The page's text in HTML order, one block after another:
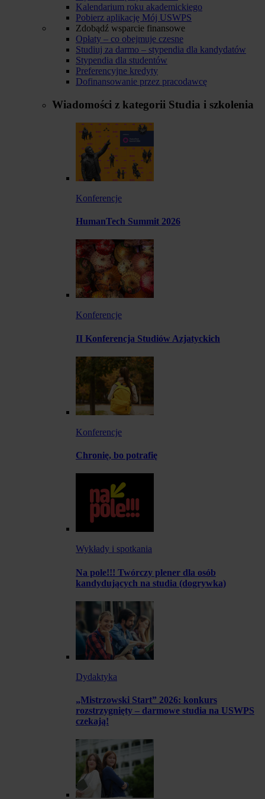
Kalendarium roku akademickiego
Pobierz aplikację Mój USWPS
Zdobądź wsparcie finansowe
Opłaty – co obejmuje czesne
Studiuj za darmo – stypendia dla kandydatów
Stypendia dla studentów
Preferencyjne kredyty
Dofinansowanie przez pracodawcę
Wiadomości z kategorii Studia i szkolenia
Konferencje
HumanTech Summit 2026
Konferencje
II Konferencja Studiów Azjatyckich
Konferencje
Chronię, bo potrafię
Wykłady i spotkania
Na pole!!! Twórczy plener dla osób
kandydujących na studia (dogrywka)
Dydaktyka
„Mistrzowski Start” 2026: konkurs
rozstrzygnięty – darmowe studia na USWPS
czekają!